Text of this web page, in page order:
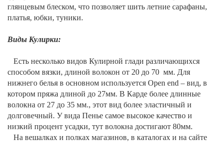
глянцевым блеском, что позволяет шить летние сарафаны,
платья, юбки, туники.
Виды Кулирки:
Есть несколько видов Кулирной глади различающихся
способом вязки, длиной волокон от 20 до 70 мм. Для
нижнего белья в основном используется Open end – вид, в
котором пряжа длиной до 27мм. В Карде более длинные
волокна от 27 до 35 мм., этот вид более эластичный и
долговечный. У вида Пенье самое высокое качество и
низкий процент усадки, тут волокна достигают 80мм.
На вешалках и полках магазинов, в каталогах и на сайте